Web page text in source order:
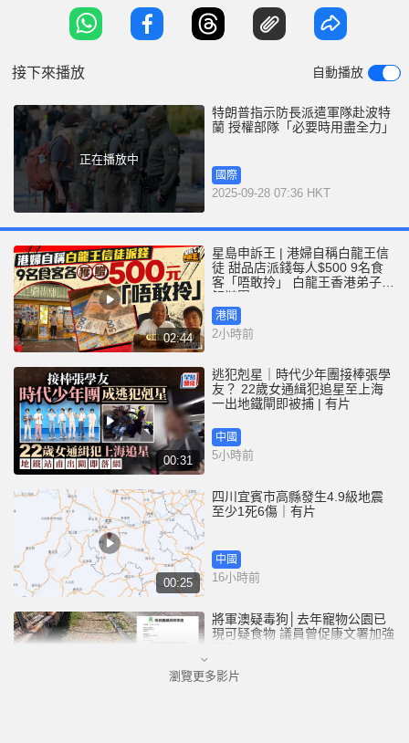
e
提法（Antifa）和其他國內恐怖分子攻擊的移民及海
關執法局（ICE）設施」。 波特蘭市長威爾遜（Keith
接下來播放 自動播放
正在播放中
特朗普指示防長派遣軍隊赴波特
蘭 授權部隊「必要時用盡全力」
國際
2025-09-28 07:36 HKT
02:44
星島申訴王 | 港婦自稱白龍王信
徒 甜品店派錢每人$500 9名食
客「唔敢拎」 白龍王香港弟子親
解謎團
港聞
2小時前
00:31
逃犯剋星｜時代少年團接棒張學
友？ 22歲女通緝犯追星至上海
一出地鐵閘即被捕 | 有片
中國
5小時前
00:25
四川宜賓市高縣發生4.9級地震
至少1死6傷｜有片
中國
16小時前
將軍澳疑毒狗│去年寵物公園已
現可疑食物 議員曾促康文署加強
港聞
瀏覽更多影片